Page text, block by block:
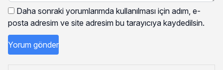
Daha sonraki yorumlarımda kullanılması için adım, e-
posta adresim ve site adresim bu tarayıcıya kaydedilsin.